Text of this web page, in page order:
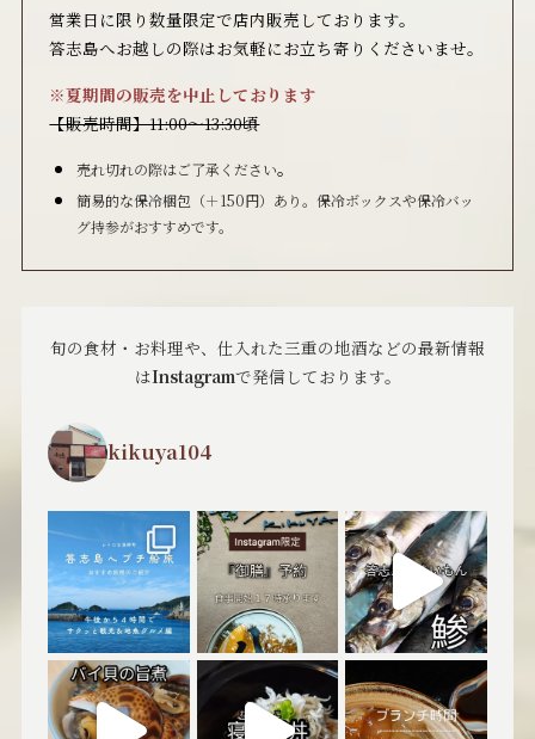
営業日 に限り数量限定で店内販売しております。
答志島へお越しの際はお気軽にお立ち寄りくださいませ。
※夏期間の販売を中止しております
【販売時間】11:00～13:30頃
売れ切れの際はご了承ください。
簡易的な保冷梱包（＋150円）あり。保冷ボックスや保冷バッ
グ持参がおすすめです。
旬の食材・お料理や、仕入れた三重の地酒などの最新情報
はInstagramで発信しております。
kikuya104